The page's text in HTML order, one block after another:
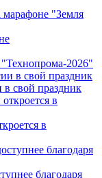
"Земля
"Технопрома-2026"
свой праздник
в
благодаря